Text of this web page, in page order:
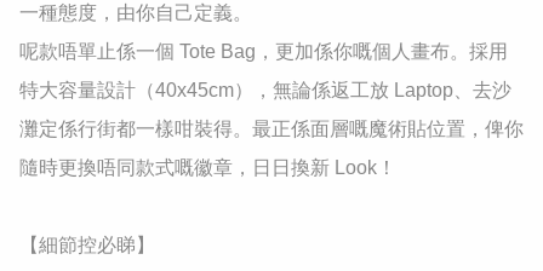
​一種態度，由你自己定義。
​呢款唔單止係一個 Tote Bag，更加係你嘅個人畫布。採用
特大容量設計（40x45cm），無論係返工放 Laptop、去沙
灘定係行街都一樣咁裝得。最正係面層嘅魔術貼位置，俾你
隨時更換唔同款式嘅徽章，日日換新 Look！
​【細節控必睇】